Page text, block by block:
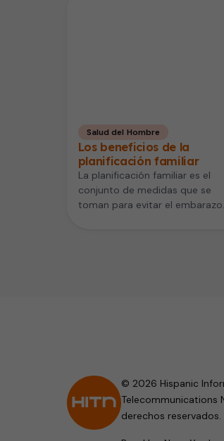
Salud del Hombre
Los beneficios de la
planificación familiar
La planificación familiar es el
conjunto de medidas que se
toman para evitar el embarazo
© 2026 Hispanic
Telecommunications
derechos reservados.